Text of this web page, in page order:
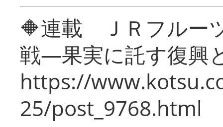
🔶連載 ＪＲフルー
戦―果実に託す復興
https://
25/post_9768.html